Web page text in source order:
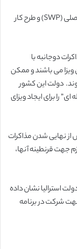
انتظار می رود ویزای کشاورزی مکمل برنامه کارگر فصلی (SWP) و طرح کار
دوجانبه با
می باشند و ممکن
دولت این کشور
را برای ایجاد ویزای
از نهایی شدن مذاکرات
جهت قرنطینه آنها،
استرالیا نشان داده
شرکت در برنامه